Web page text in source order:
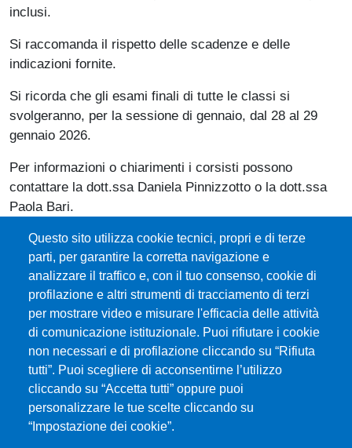
inclusi.
Si raccomanda il rispetto delle scadenze e delle
indicazioni fornite.
Si ricorda che gli esami finali di tutte le classi si
svolgeranno, per la sessione di gennaio, dal 28 al 29
gennaio 2026.
Per informazioni o chiarimenti i corsisti possono
contattare la dott.ssa Daniela Pinnizzotto o la dott.ssa
Paola Bari.
Documento
prova finale
Questo sito utilizza cookie tecnici, propri e di terze
parti, per garantire la corretta navigazione e
analizzare il traffico e, con il tuo consenso, cookie di
profilazione e altri strumenti di tracciamento di terzi
per mostrare video e misurare l'efficacia delle attività
di comunicazione istituzionale. Puoi rifiutare i cookie
non necessari e di profilazione cliccando su “Rifiuta
tutti”. Puoi scegliere di acconsentirne l’utilizzo
cliccando su “Accetta tutti” oppure puoi
personalizzare le tue scelte cliccando su
“Impostazione dei cookie”.
Università degli Studi di Messina